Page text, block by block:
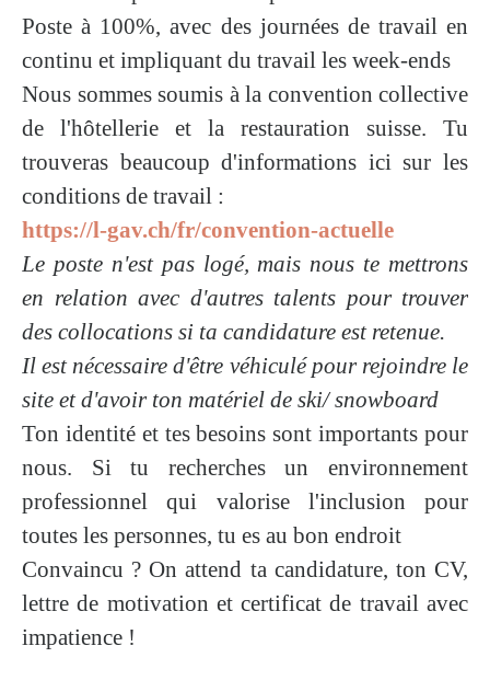
Poste à 100%, avec des journées de travail en
continu et impliquant du travail les week-ends
Nous sommes soumis à la convention collective
de l'hôtellerie et la restauration suisse. Tu
trouveras beaucoup d'informations ici sur les
conditions de travail :
https://l-gav.ch/fr/convention-actuelle
Le poste n'est pas logé,mais nous te mettrons
en relation avec d'autres talents pour trouver
des collocations si ta candidature est retenue.
Il est nécessaire d'être véhiculé pour rejoindre le
site et d'avoir ton matériel de ski/ snowboard
Ton identité et tes besoins sont importants pour
nous. Si tu recherches un environnement
professionnel qui valorise l'inclusion pour
toutes les personnes, tu es au bon endroit
Convaincu ? On attend ta candidature, ton CV,
lettre de motivation et certificat de travail avec
impatience !